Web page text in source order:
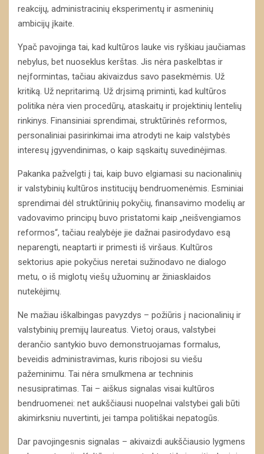
reakcijų, administracinių eksperimentų ir asmeninių
ambicijų įkaite.
Ypač pavojinga tai, kad kultūros lauke vis ryškiau jaučiamas
nebylus, bet nuoseklus kerštas. Jis nėra paskelbtas ir
neįformintas, tačiau akivaizdus savo pasekmėmis. Už
kritiką. Už nepritarimą. Už drįsimą priminti, kad kultūros
politika nėra vien procedūrų, ataskaitų ir projektinių lentelių
rinkinys. Finansiniai sprendimai, struktūrinės reformos,
personaliniai pasirinkimai ima atrodyti ne kaip valstybės
interesų įgyvendinimas, o kaip sąskaitų suvedinėjimas.
Pakanka pažvelgti į tai, kaip buvo elgiamasi su nacionalinių
ir valstybinių kultūros institucijų bendruomenėmis. Esminiai
sprendimai dėl struktūrinių pokyčių, finansavimo modelių ar
vadovavimo principų buvo pristatomi kaip „neišvengiamos
reformos“, tačiau realybėje jie dažnai pasirodydavo esą
neparengti, neaptarti ir primesti iš viršaus. Kultūros
sektorius apie pokyčius neretai sužinodavo ne dialogo
metu, o iš miglotų viešų užuominų ar žiniasklaidos
nutekėjimų.
Ne mažiau iškalbingas pavyzdys – požiūris į nacionalinių ir
valstybinių premijų laureatus. Vietoj oraus, valstybei
derančio santykio buvo demonstruojamas formalus,
beveidis administravimas, kuris ribojosi su viešu
pažeminimu. Tai nėra smulkmena ar techninis
nesusipratimas. Tai – aiškus signalas visai kultūros
bendruomenei: net aukščiausi nuopelnai valstybei gali būti
akimirksniu nuvertinti, jei tampa politiškai nepatogūs.
Dar pavojingesnis signalas – akivaizdi aukščiausio lygmens